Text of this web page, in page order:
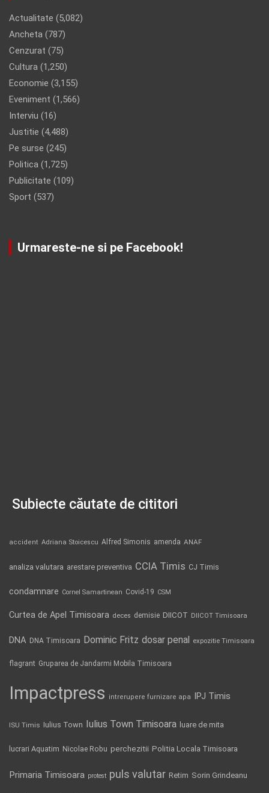
Actualitate (5,082)
Ancheta (787)
Cenzurat (75)
Cultura (1,250)
Economie (3,155)
Eveniment (1,566)
Interviu (16)
Justitie (4,488)
Pe surse (245)
Politica (1,725)
Publicitate (109)
Sport (537)
Urmareste-ne si pe Facebook!
Subiecte căutate de cititori
accident Adriana Stoicescu Alfred Simonis amenda ANAF
analiza valutara arestare preventiva CCIA Timis CJ Timis
condamnare Cornel Samartinean Covid-19 CSM
Curtea de Apel Timisoara deces demisie DIICOT DIICOT Timisoara
DNA DNA Timisoara Dominic Fritz dosar penal expozitie Timisoara
flagrant Gruparea de Jandarmi Mobila Timisoara
Impactpress intrerupere furnizare apa IPJ Timis
ISU Timis Iulius Town Iulius Town Timisoara luare de mita
lucrari Aquatim Nicolae Robu perchezitii Politia Locala Timisoara
Primaria Timisoara protest puls valutar Retim Sorin Grindeanu